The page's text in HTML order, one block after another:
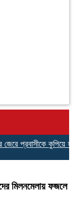
প্রবাসীকে কুপিয়ে
মিলনমেলায় ফজলে